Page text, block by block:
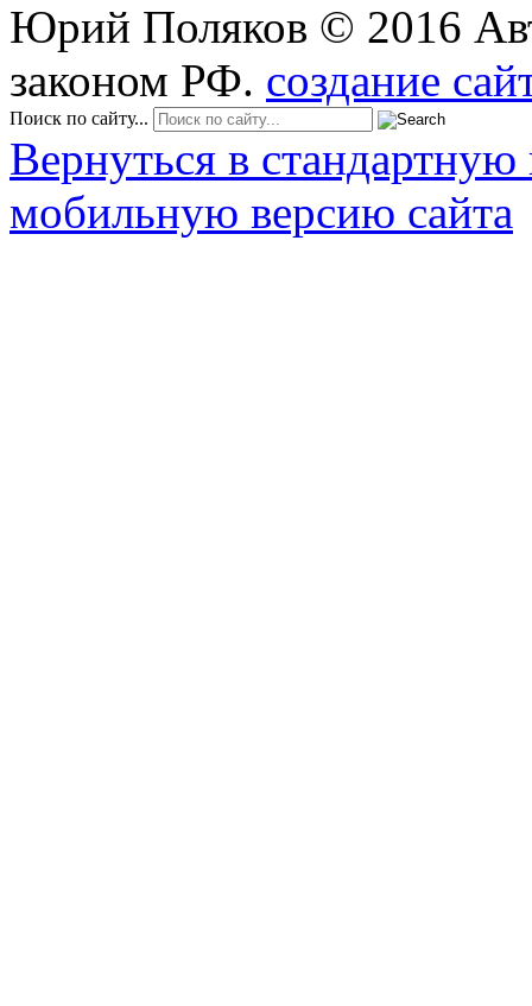
Юрий Поляков © 2016
законом РФ. создание
Поиск по сайту...
Вернуться в стандартную
мобильную версию сайта